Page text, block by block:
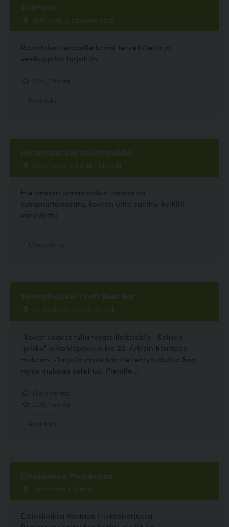
TulliPizza
Satamatie 3, Lappeenranta
Ravintolan terassille koirat tervetulleita ja
vesikuppikin tarjottiin.
Hietamaan koiranuittopaikka
Hietamaantie, Ruukki, Siikajoki
Hietamaan uimamontun takana on
koiranuittomonttu, koirien uitto sallittu-kyltillä
varustettu
Tommyknocker Craft Beer Bar
Iso Roobertinkatu 13, Helsinki
-Koirat saavat tulla terassille&sisälle -Koirien
"pilkku" viikonloppuisin klo 22. Arkisin tilanteen
mukaan. -Tarjolla myös koirille tehtyä olutta! Saa
myös mukaan ostettua. Pienille...
Eläinklinikka Peninkulma
Haarikkotie 1, Vantaa
Eläinklinikka Vantaan Hiekkaharjussa.